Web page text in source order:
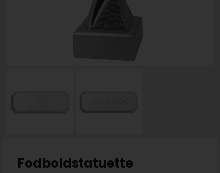
Fodboldstatuette